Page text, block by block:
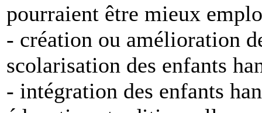
pourraient être mieux
- création ou amélioration
scolarisation des enfants
- intégration des enfants